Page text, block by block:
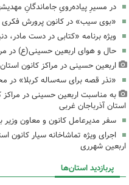
در مسیرِ پیاده‌رویِ جاماندگانِ
«بوی سیب» در کانون پرورش فکری
ویژه برنامه «کتابی در دست
حال و هوای اربعین حسینی(ع) در
اربعین حسینی در مراکز کانون
«نذر قصه برای سه‌ساله کربلا»
به مناسبت اربعین حسینی در
استان آذرباجان غربی
سفر مدیرعامل کانون و معاون وزیر
اجرای ویژه تماشاخانه سیار کانون
اربعین شهرری
پربازدید استان‌ها